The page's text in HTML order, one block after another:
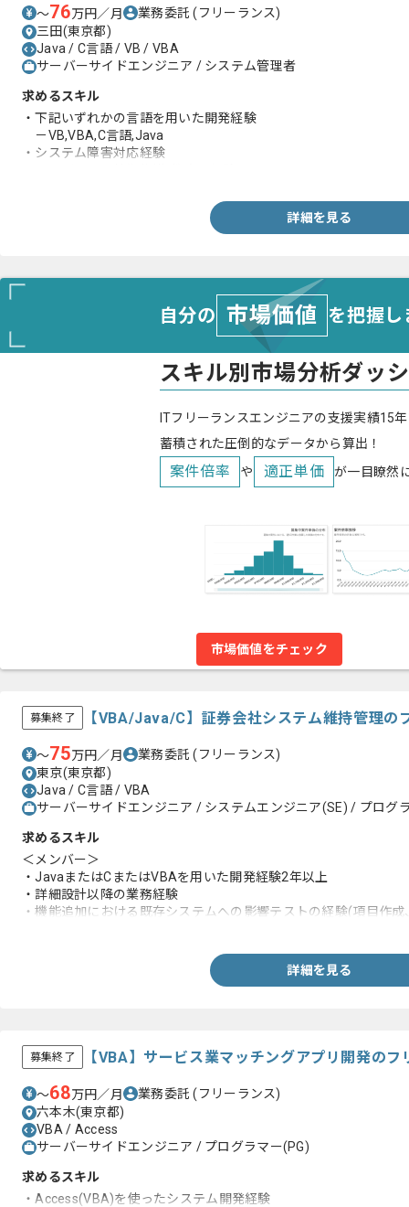
〜76万円／月 業務委託(フリーランス)
三田(東京都)
Java / C言語 / VB / VBA
サーバーサイドエンジニア / システム管理者
求めるスキル
・下記いずれかの言語を用いた開発経験
－VB,VBA,C言語,Java
・システム障害対応経験
詳細を見る
自分の 市場価値 を把握
スキル別市場分析ダッ
ITフリーランスエンジニアの支援実績15
蓄積された圧倒的なデータから算出！
案件倍率 や 適正単価 が一目瞭然
市場価値をチェック
募集終了 【VBA/Java/C】証券会社システム維持管理の
〜75万円／月 業務委託(フリーランス)
東京(東京都)
Java / C言語 / VBA
サーバーサイドエンジニア / システムエンジニア(SE) / プログ
求めるスキル
＜メンバー＞
・JavaまたはCまたはVBAを用いた開発経験2年以上
・詳細設計以降の業務経験
・機能追加における既存システムへの影響テストの経験(項目作成
・JavaまたはCまたはVBAを用いた開発経験3年以上
詳細を見る
募集終了 【VBA】サービス業マッチングアプリ開発の
〜68万円／月 業務委託(フリーランス)
六本木(東京都)
VBA / Access
サーバーサイドエンジニア / プログラマー(PG)
求めるスキル
・Access(VBA)を使ったシステム開発経験